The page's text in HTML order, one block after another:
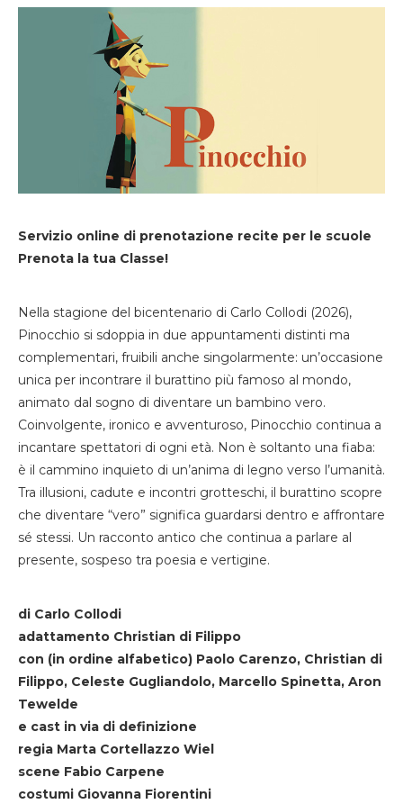
Servizio online di prenotazione recite per le scuole
Prenota la tua Classe!
Nella stagione del bicentenario di Carlo Collodi (2026),
Pinocchio si sdoppia in due appuntamenti distinti ma
complementari, fruibili anche singolarmente: un’occasione
unica per incontrare il burattino più famoso al mondo,
animato dal sogno di diventare un bambino vero.
Coinvolgente, ironico e avventuroso, Pinocchio continua a
incantare spettatori di ogni età. Non è soltanto una fiaba:
è il cammino inquieto di un’anima di legno verso l’umanità.
Tra illusioni, cadute e incontri grotteschi, il burattino scopre
che diventare “vero” significa guardarsi dentro e affrontare
sé stessi. Un racconto antico che continua a parlare al
presente, sospeso tra poesia e vertigine.
di Carlo Collodi
adattamento Christian di Filippo
con (in ordine alfabetico) Paolo Carenzo, Christian di
Filippo, Celeste Gugliandolo, Marcello Spinetta, Aron
Tewelde
e cast in via di definizione
regia Marta Cortellazzo Wiel
scene Fabio Carpene
costumi Giovanna Fiorentini